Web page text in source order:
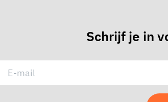
Schrijf je in